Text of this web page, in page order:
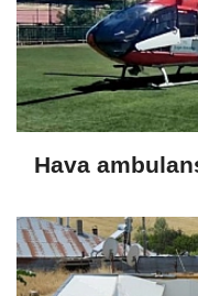
Hava